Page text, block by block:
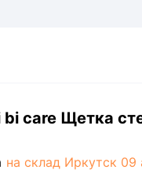
bi care Щетка
на склад Иркутск 09